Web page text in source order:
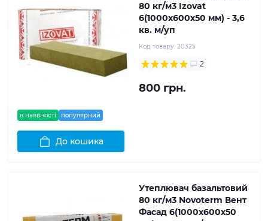
в наявності популярний
80 кг/м3 Izovat
6(1000x600x50 мм) - 3,6
кв. м/уп
Код товару: 20325
2
800 грн.
До кошика
Утеплювач базальтовий
80 кг/м3 Novoterm Вент
Фасад 6(1000x600x50